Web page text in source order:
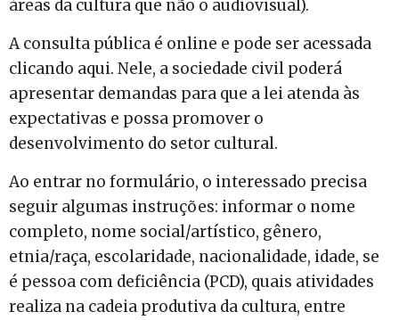
áreas da cultura que não o audiovisual).
A consulta pública é online e pode ser acessada
clicando aqui. Nele, a sociedade civil poderá
apresentar demandas para que a lei atenda às
expectativas e possa promover o
desenvolvimento do setor cultural.
Ao entrar no formulário, o interessado precisa
seguir algumas instruções: informar o nome
completo, nome social/artístico, gênero,
etnia/raça, escolaridade, nacionalidade, idade, se
é pessoa com deficiência (PCD), quais atividades
realiza na cadeia produtiva da cultura, entre